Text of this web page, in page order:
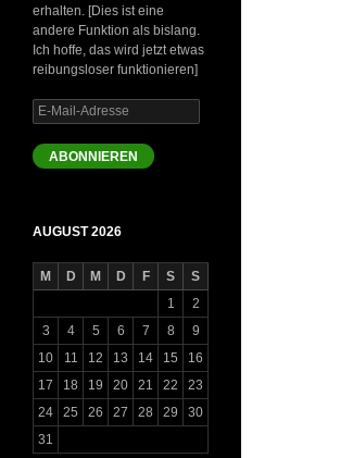
erhalten. [Dies ist eine
andere Funktion als bislang.
Ich hoffe, das wird jetzt etwas
reibungsloser funktionieren]
E-
Mail-
Adresse
ABONNIEREN
AUGUST 2026
M D M D F S
S
1
2
3
4 5 6 7 8
9
10
11 12 13 14 15
16
17
18 19 20 21 22
23
24
25 26 27 28 29
30
31